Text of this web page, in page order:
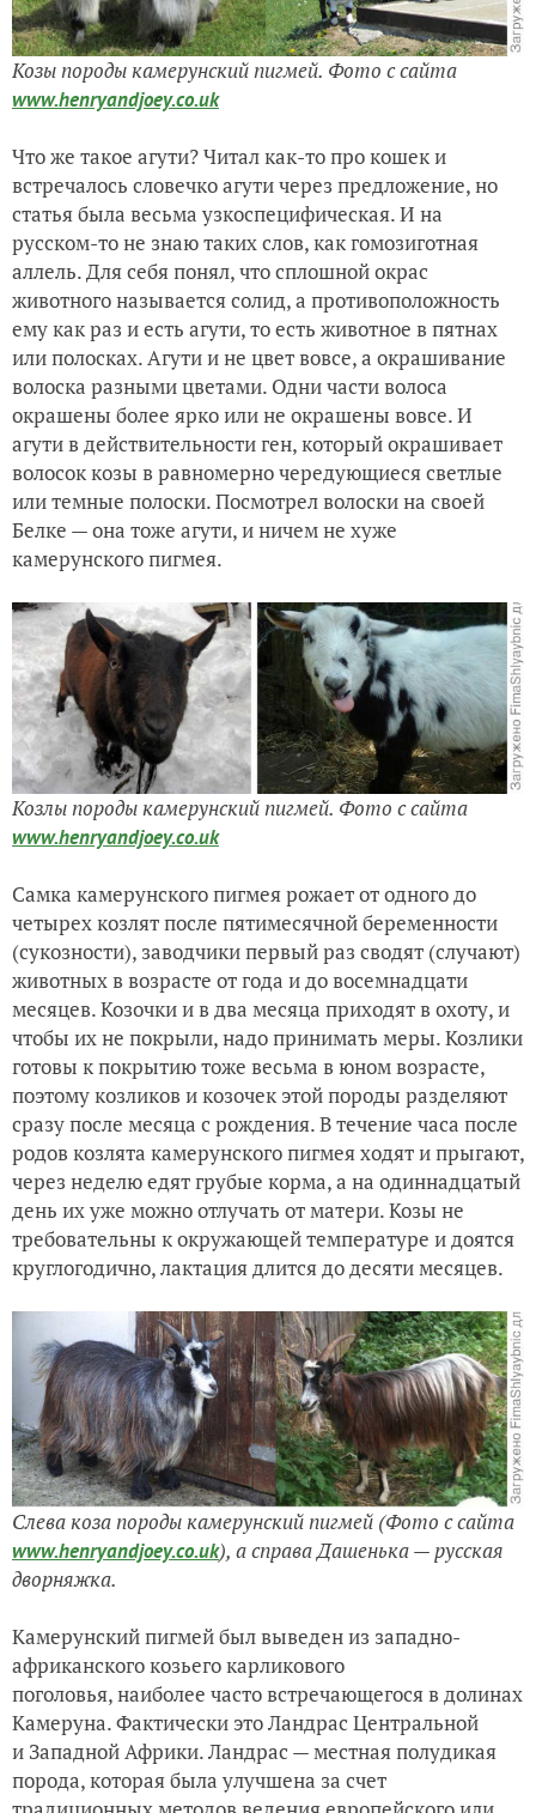
Козы породы камерунский пигмей. Фото с сайта
www.henryandjoey.co.uk
Что же такое агути? Читал как-то про кошек и
встречалось словечко агути через предложение, но
статья была весьма узкоспецифическая. И на
русском-то не знаю таких слов, как гомозиготная
аллель. Для себя понял, что сплошной окрас
животного называется солид, а противоположность
ему как раз и есть агути, то есть животное в пятнах
или полосках. Агути и не цвет вовсе, а окрашивание
волоска разными цветами. Одни части волоса
окрашены более ярко или не окрашены вовсе. И
агути в действительности ген, который окрашивает
волосок козы в равномерно чередующиеся светлые
или темные полоски. Посмотрел волоски на своей
Белке — она тоже агути, и ничем не хуже
камерунского пигмея.
Козлы породы камерунский пигмей. Фото с сайта
www.henryandjoey.co.uk
Самка камерунского пигмея рожает от одного до
четырех козлят после пятимесячной беременности
(сукозности), заводчики первый раз сводят (случают)
животных в возрасте от года и до восемнадцати
месяцев. Козочки и в два месяца приходят в охоту, и
чтобы их не покрыли, надо принимать меры. Козлики
готовы к покрытию тоже весьма в юном возрасте,
поэтому козликов и козочек этой породы разделяют
сразу после месяца с рождения. В течение часа после
родов козлята камерунского пигмея ходят и прыгают,
через неделю едят грубые корма, а на одиннадцатый
день их уже можно отлучать от матери. Козы не
требовательны к окружающей температуре и доятся
круглогодично, лактация длится до десяти месяцев.
Слева коза породы камерунский пигмей (Фото с сайта
www.henryandjoey.co.uk), а справа Дашенька — русская
дворняжка.
Камерунский пигмей был выведен из западно-
африканского козьего карликового
поголовья, наиболее часто встречающегося в долинах
Камеруна. Фактически это Ландрас Центральной
и Западной Африки. Ландрас — местная полудикая
порода, которая была улучшена за счет